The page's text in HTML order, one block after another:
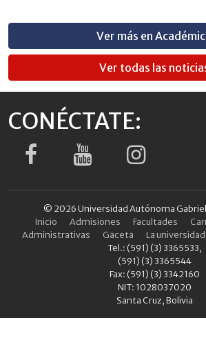
Ver más en
Ver todas las
CONÉCTATE:
© 2026 Universidad Autónoma
Inicio
Admisiones Facultades
Administrativas
Gaceta La universidad
Tel.: (591) (3) 3365533,
(591) (3) 3365544
Fax: (591) (3) 3342160
NIT: 1028037020
Santa Cruz, Bolivia